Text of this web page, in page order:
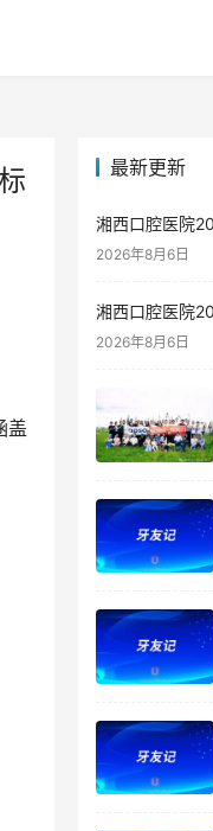
盖
最新更新
湘西口腔医院
2026年8月6日
湘西口腔医院
2026年8月6日